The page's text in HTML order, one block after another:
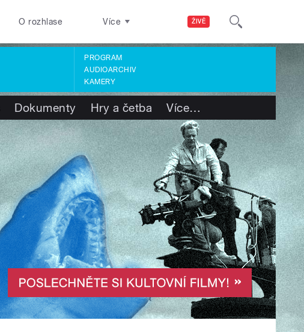
ŽIVĚ
O rozhlase Více
PROGRAM
AUDIOARCHIV
KAMERY
Dokumenty Hry a četba Více…